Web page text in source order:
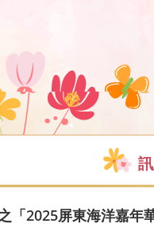
「2025屏東海洋嘉